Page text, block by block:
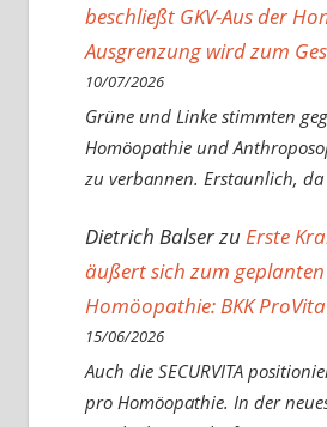
beschließt GKV-Aus der
Ausgrenzung wird zum
10/07/2026
Grüne und Linke stimmten
Homöopathie und
zu verbannen. Erstaunlich,
Dietrich BalserzuErste
äußert sich zum geplanten
Homöopathie: BKK ProVita
15/06/2026
Auch die SECURVITA
pro Homöopathie. In der